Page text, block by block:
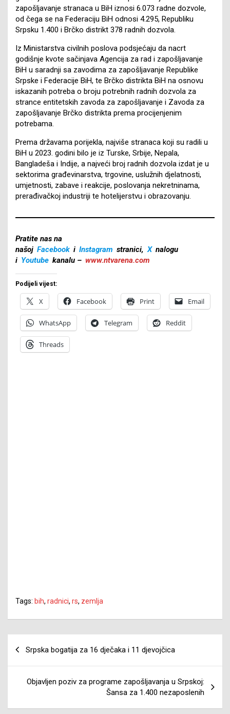
zapošljavanje stranaca u BiH iznosi 6.073 radne dozvole,
od čega se na Federaciju BiH odnosi 4.295, Republiku
Srpsku 1.400 i Brčko distrikt 378 radnih dozvola.
Iz Ministarstva civilnih poslova podsjećaju da nacrt
godišnje kvote sačinjava Agencija za rad i zapošljavanje
BiH u saradnji sa zavodima za zapošljavanje Republike
Srpske i Federacije BiH, te Brčko distrikta BiH na osnovu
iskazanih potreba o broju potrebnih radnih dozvola za
strance entitetskih zavoda za zapošljavanje i Zavoda za
zapošljavanje Brčko distrikta prema procijenjenim
potrebama.
Prema državama porijekla, najviše stranaca koji su radili u
BiH u 2023. godini bilo je iz Turske, Srbije, Nepala,
Bangladeša i Indije, a najveći broj radnih dozvola izdat je u
sektorima građevinarstva, trgovine, uslužnih djelatnosti,
umjetnosti, zabave i reakcije, poslovanja nekretninama,
prerađivačkoj industriji te hotelijerstvu i obrazovanju.
Pratite nas na
našoj Facebook i Instagram stranici, X nalogu
i Youtube kanalu – www.ntvarena.com
Podijeli vijest:
X Facebook Print Email
WhatsApp Telegram Reddit
Threads
Tags: bih, radnici, rs, zemlja
članaka
Srpska bogatija za 16 dječaka i 11 djevojčica
Objavljen poziv za programe zapošljavanja u Srpskoj:
Šansa za 1.400 nezaposlenih